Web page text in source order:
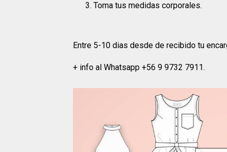
Toma tus medidas corporales.
Entre 5-10 dias desde de recibido tu
+ info al Whatsapp +56 9 9732 7911.